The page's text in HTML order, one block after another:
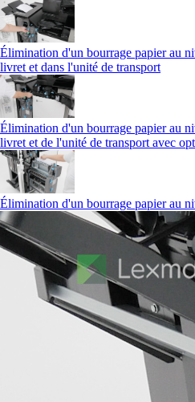
Élimination d'un bourrage papier au
livret et dans l'unité de transport
Élimination d'un bourrage papier au
livret et de l'unité de transport avec
Élimination d'un bourrage papier au